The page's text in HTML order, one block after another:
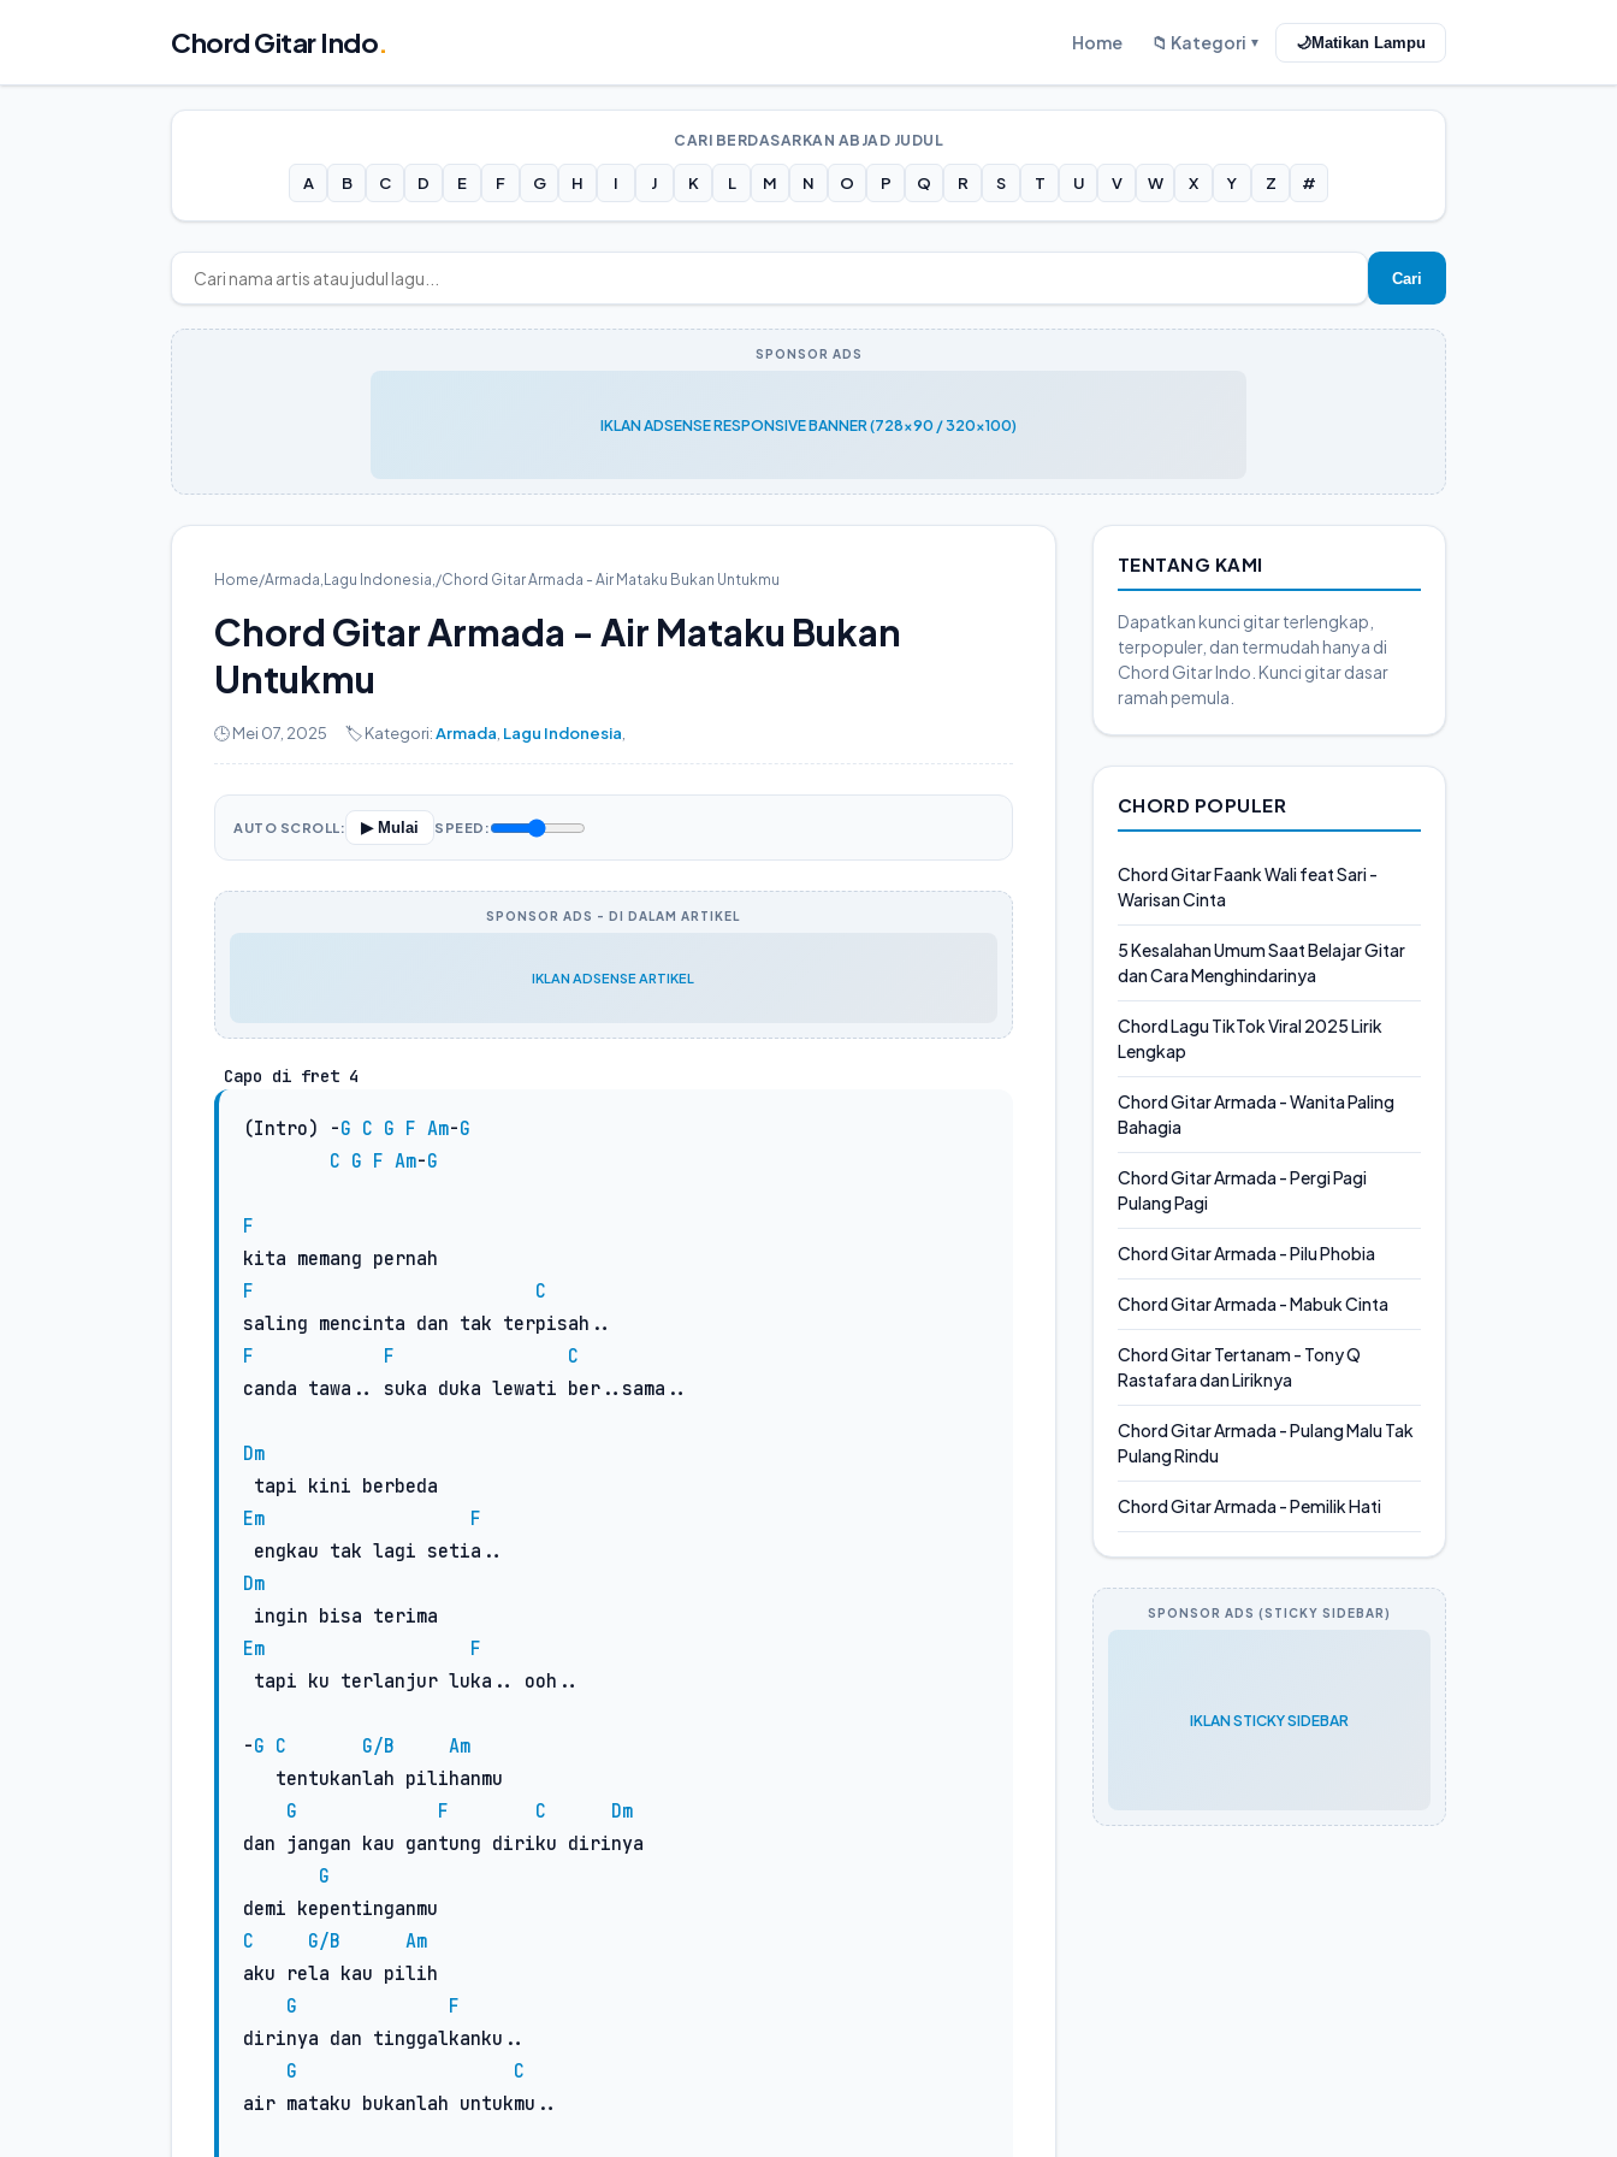
Chord Gitar Indo. Home 📁 Kategori ▼ 🌙Matikan Lampu
CARI BERDASARKAN ABJAD JUDUL
A B C D E F G H I J K L M N O P Q R S T U V W X Y Z #
Cari
SPONSOR ADS
IKLAN ADSENSE RESPONSIVE BANNER (728x90 / 320x100)
Home/Armada, Lagu Indonesia,/Chord Gitar Armada - Air Mataku Bukan Untukmu
Chord Gitar Armada - Air Mataku Bukan
Untukmu
🕒 Mei 07, 2025 🏷️ Kategori:Armada Lagu Indonesia
AUTO SCROLL: ▶ Mulai SPEED:
SPONSOR ADS - DI DALAM ARTIKEL
IKLAN ADSENSE ARTIKEL
Capo di fret 4
(Intro) -G C G F Am-G
C G F Am-G
F
F
C
F
F
C
canda tawa.. suka duka lewati ber..sama..
Dm
Em
F
Dm
Em
F
-G C G/B
Am
G
F C
Dm
dan jangan kau gantung diriku dirinya
G
C
G/B
Am
aku rela kau pilih
G
F
dirinya dan tinggalkanku..
G
C
air mataku bukanlah untukmu..
TENTANG KAMI
Dapatkan kunci gitar terlengkap,
terpopuler, dan termudah hanya di
Chord Gitar Indo. Kunci gitar dasar
ramah pemula.
CHORD POPULER
Chord Gitar Faank Wali feat Sari -
Warisan Cinta
5 Kesalahan Umum Saat Belajar Gitar
dan Cara Menghindarinya
Chord Lagu TikTok Viral 2025 Lirik
Lengkap
Chord Gitar Armada - Wanita Paling
Bahagia
Chord Gitar Armada - Pergi Pagi
Pulang Pagi
Chord Gitar Armada - Pilu Phobia
Chord Gitar Armada - Mabuk Cinta
Chord Gitar Tertanam - Tony Q
Rastafara dan Liriknya
Chord Gitar Armada - Pulang Malu Tak
Pulang Rindu
Chord Gitar Armada - Pemilik Hati
SPONSOR ADS (STICKY SIDEBAR)
IKLAN STICKY SIDEBAR